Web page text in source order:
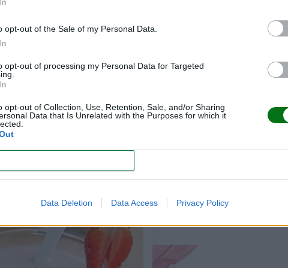
opt-out of the Sale of my Personal Data.
opt-out of processing my Personal Data for Targeted
opt-out of Collection, Use, Retention, Sale, and/or Sharing
Data that Is Unrelated with the Purposes for which it
Data Deletion Data Access Privacy Policy
con trocitos de fruta.
come, como las fresas y los arándanos.
de yogur y fruta, o de queso y fruta, a los que se añaden galletas o
a los específicos para la infancia, que garantizan un control absoluto de las
y fruta.